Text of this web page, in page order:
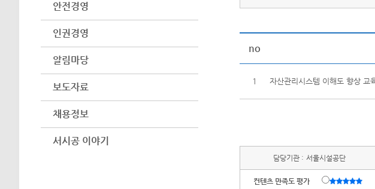
안전경영
인권경영
알림마당
보도자료
채용정보
서시공 이야기
no
1 자산관리시스템 이해도 향상 교
담당기관 : 서울시설공단
컨텐츠 만족도 평가